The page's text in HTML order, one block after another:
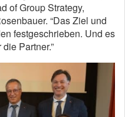
of Group Strategy,
“Das Ziel und
festgeschrieben. Und es
Partner.”